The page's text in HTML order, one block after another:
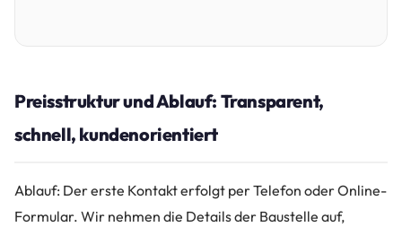
Preisstruktur und Ablauf: Transparent,
schnell, kundenorientiert
Ablauf: Der erste Kontakt erfolgt per Telefon oder Online-
Formular. Wir nehmen die Details der Baustelle auf,